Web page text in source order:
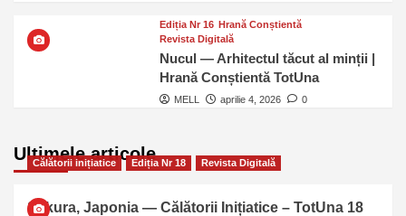
Ediția Nr 16 Hrană Conștientă
Revista Digitală
Nucul — Arhitectul tăcut al minții |
Hrană Conștientă TotUna
MELL aprilie 4, 2026 0
Ultimele articole
Călătorii inițiatice Ediția Nr 18 Revista Digitală
Sakura, Japonia — Călătorii Inițiatice – TotUna 18